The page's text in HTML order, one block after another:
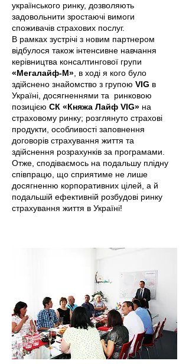
українського ринку, дозволяють
задовольнити зростаючі вимоги
споживачів страхових послуг.
В рамках зустрічі з новим партнером
відбулося також інтенсивне навчання
керівництва консалтингової групи
«Мегалайф-М» , в ході я кого було
здійснено знайомство з групою VIG в
Україні, досягненнями та ринковою
позицією СК «Княжа Лайф VIG» на
страховому ринку; розглянуто страхові
продукти, особливості заповнення
договорів страхування життя та
здійснення розрахунків за програмами.
Отже, сподіваємось на подальшу плідну
співпрацю, що сприятиме не лише
досягненню корпоративних цілей, а й
подальшій ефективній розбудові ринку
страхування життя в Україні!